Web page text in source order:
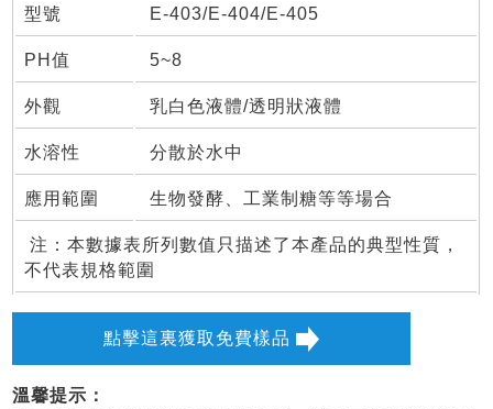
型號 E-403/E-404/E-405
PH值 5~8
外觀 乳白色液體/透明狀液體
水溶性 分散於水中
應用範圍 生物發酵、工業制糖等等場合
注：本數據表所列數值只描述了本產品的典型性質，
不代表規格範圍
點擊這裏獲取免費樣品
溫馨提示：